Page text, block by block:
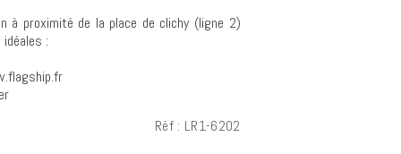
à proximité de la place de clichy (ligne 2)
:
Réf : LR1-6202